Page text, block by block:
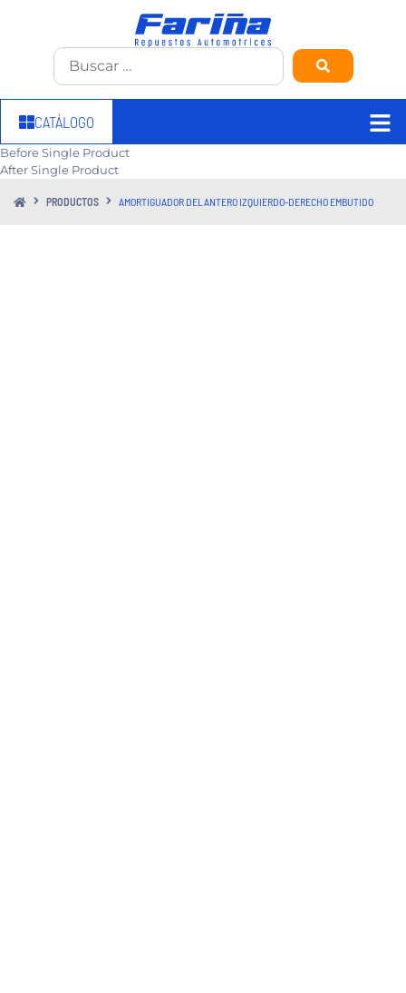
CATÁLOGO
Before Single Product
After Single Product
PRODUCTOS AMORTIGUADOR DELANTERO IZQUIERDO-DERECHO EMBUTIDO